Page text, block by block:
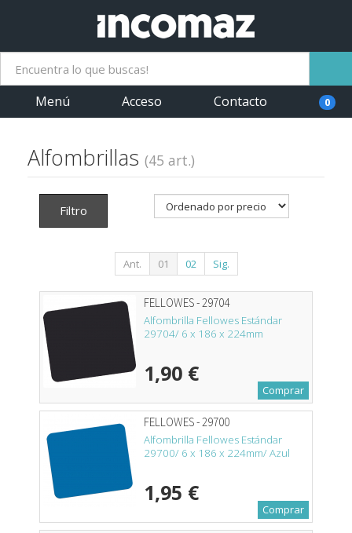
Menú Acceso Contacto 0
Alfombrillas (45 art.)
Filtro
Ant. 01 02 Sig.
FELLOWES - 29704
Alfombrilla Fellowes Estándar
29704/ 6 x 186 x 224mm
1,90 €
Comprar
FELLOWES - 29700
Alfombrilla Fellowes Estándar
29700/ 6 x 186 x 224mm/ Azul
1,95 €
Comprar